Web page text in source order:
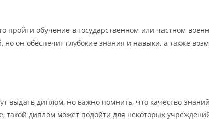
обучение в государственном или частном
он обеспечит глубокие знания и навыки, а также
выдать диплом, но важно помнить, что качество
такой диплом может подойти для некоторых